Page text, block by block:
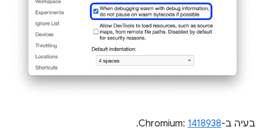
בעיה ב-Chromium:1418938
.